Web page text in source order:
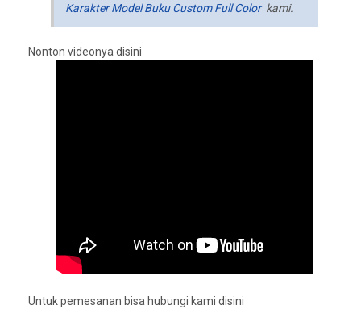
Karakter Model Buku Custom Full Color kami.
Nonton videonya disini
Untuk pemesanan bisa hubungi kami disini